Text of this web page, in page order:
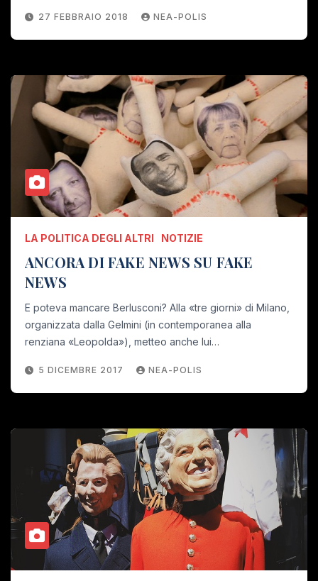
27 FEBBRAIO 2018 NEA-POLIS
LA POLITICA DEGLI ALTRI NOTIZIE
ANCORA DI FAKE NEWS SU FAKE
NEWS
E poteva mancare Berlusconi? Alla «tre giorni» di Milano,
organizzata dalla Gelmini (in contemporanea alla
renziana «Leopolda»), metteo anche lui…
5 DICEMBRE 2017 NEA-POLIS